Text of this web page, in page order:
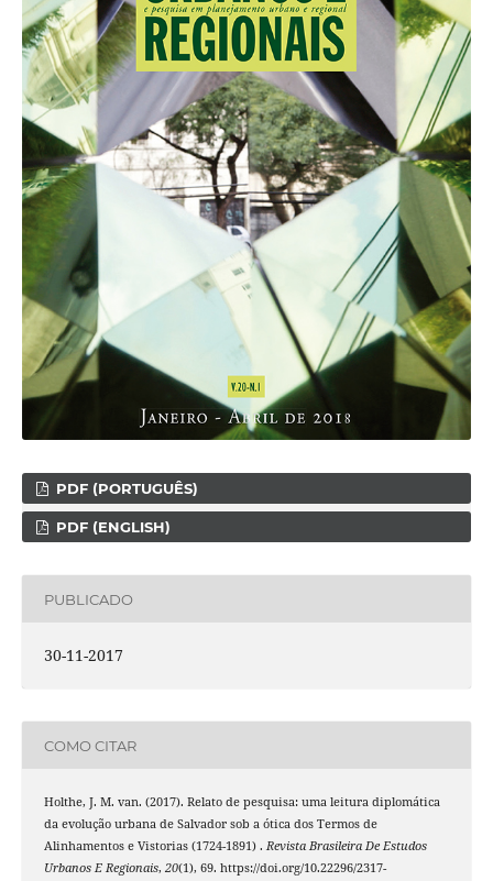
PDF (PORTUGUÊS)
PDF (ENGLISH)
PUBLICADO
30-11-2017
COMO CITAR
Holthe, J. M. van. (2017). Relato de pesquisa: uma leitura diplomática
da evolução urbana de Salvador sob a ótica dos Termos de
Alinhamentos e Vistorias (1724-1891) . Revista Brasileira De Estudos
Urbanos E Regionais, 20(1), 69. https://doi.org/10.22296/2317-